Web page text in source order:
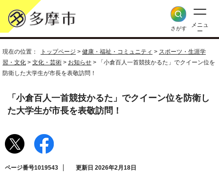
さがす
メニュ
ー
現在の位置： トップページ > 健康・福祉・コミュニティ > スポーツ・生涯学
習・文化 > 文化・芸術 > お知らせ > 「小倉百人一首競技かるた」でクイーン位を
防衛した大学生が市長を表敬訪問！
「小倉百人一首競技かるた」でクイーン位を防衛し
た大学生が市長を表敬訪問！
ページ番号1019543 更新日 2026年2月18日